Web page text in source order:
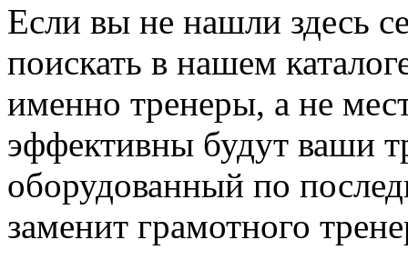
Если вы не нашли здесь
поискать в нашем
именно тренеры, а не
эффективны будут ваши
оборудованный по
заменит грамотного